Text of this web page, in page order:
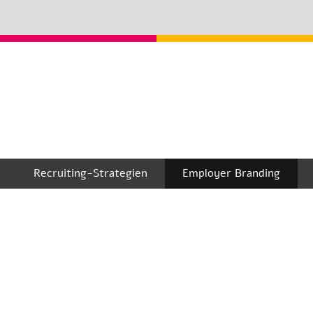
Recruiting-Strategien Employer Branding